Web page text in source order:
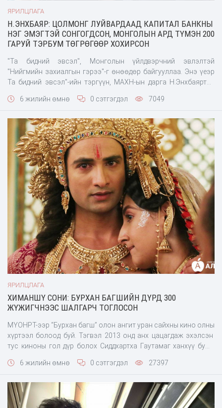
ЯРИЛЦЛАГА
Н.ЭНХБАЯР: ЦОЛМОНГ ЛУЙВАРДААД КАПИТАЛ БАНКНЫ
НЭГ ЭМЭГТЭЙ СОНГОГДСОН, МОНГОЛЫН АРД ТҮМЭН 200
ГАРУЙ ТЭРБУМ ТӨГРӨГӨӨР ХОХИРСОН
"Та бидний эвсэл", Монголын үйлдвэрчний эвлэлтэй
"Нийгмийн захиалгын гэрээ"-г өнөөдөр байгууллаа. Энэ үеэр
Та бидний эвсэл"-ийн тэргүүн, МАХН-ын дарга Н.Энхбаяртай
дэвшигчдийн нэрс тодорлоо. Таны хувьд Баянгол дүүрэгт
6 жилийн өмнө 0 сэтгэгдэл 7049
ЯРИЛЦЛАГА
ХИМАНШҮ СОНИ: БУРХАН БАГШИЙН ДҮРД 300
ЖҮЖИГЧНЭЭС ШАЛГАРЧ ТОГЛОСОН
МҮОНРТ-ээр “Бурхан багш” олон ангит уран сайхны кино олны
хүртээл болоод буй. Тэгвэл 2013 онд анх цацагдаж эхэлсэн
тус киноны гол дүр болох Сиддхартха Гаутамаг ханхүү буюу
Химаншү Сонигийн өгсөн ярилцлагыг орчуулан хүргэж байна.
6 жилийн өмнө 0 сэтгэгдэл 27397